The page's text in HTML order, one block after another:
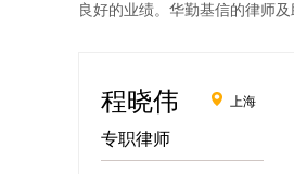
良好的业绩。华勤基信的律师
程晓伟 上海
专职律师